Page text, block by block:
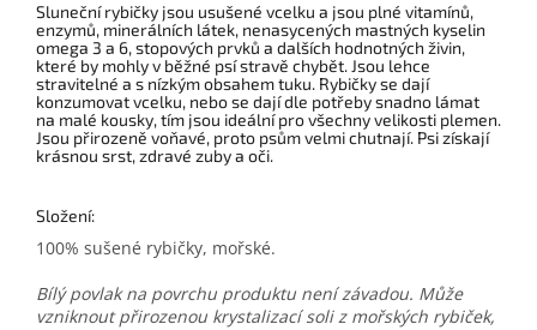
Sluneční rybičky jsou usušené vcelku a jsou plné vitamínů,
enzymů, minerálních látek, nenasycených mastných kyselin
omega 3 a 6, stopových prvků a dalších hodnotných živin,
které by mohly v běžné psí stravě chybět. Jsou lehce
stravitelné a s nízkým obsahem tuku. Rybičky se dají
konzumovat vcelku, nebo se dají dle potřeby snadno lámat
na malé kousky, tím jsou ideální pro všechny velikosti plemen.
Jsou přirozeně voňavé, proto psům velmi chutnají. Psi získají
krásnou srst, zdravé zuby a oči.
Složení:
100% sušené rybičky, mořské.
Bílý povlak na povrchu produktu není závadou. Může
vzniknout přirozenou krystalizací soli z mořských rybiček,